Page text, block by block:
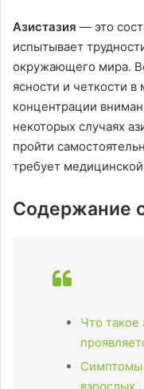
Азистазия — это
испытывает
окружающего мира.
ясности и четкости в
концентрации
некоторых случаях
пройти
требует
Содержание
Что такое
Симптомы
взрослых